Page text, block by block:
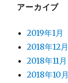
アーカイブ
2019年1月
2018年12月
2018年11月
2018年10月